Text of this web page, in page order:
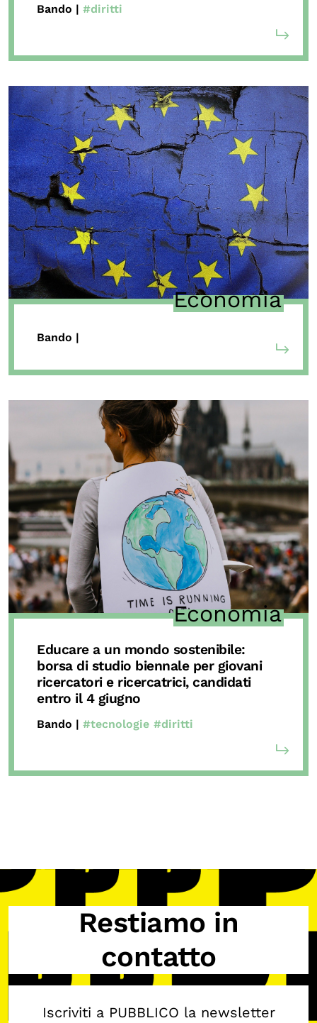
Bando | #diritti
Economia
Bando |
Economia
Educare a un mondo sostenibile:
borsa di studio biennale per giovani
ricercatori e ricercatrici, candidati
entro il 4 giugno
Bando | #tecnologie #diritti
Restiamo in
contatto
Iscriviti a PUBBLICO la newsletter